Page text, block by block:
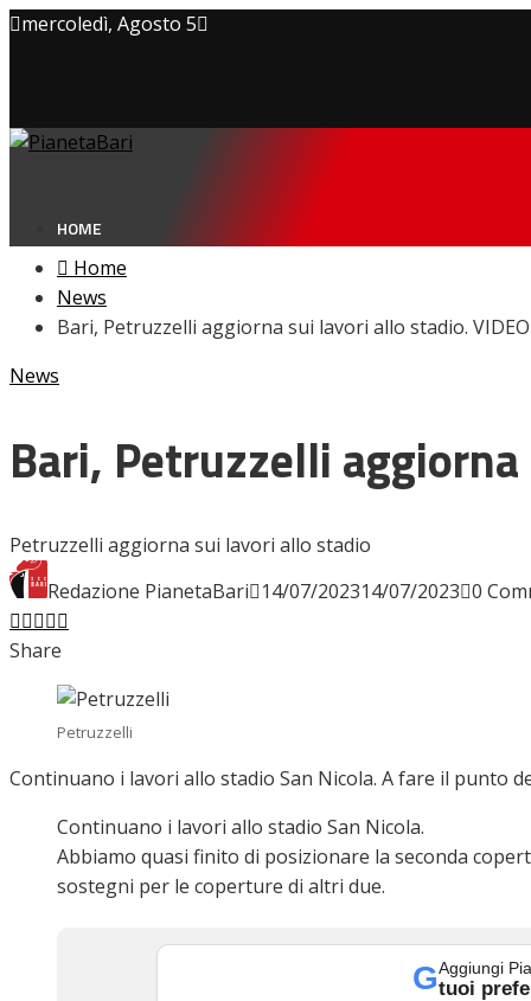
mercoledì, Agosto 5
Cookie Policy
HOME
NEWS
Giovanili
Le pagelle
FOCUS
SERIE B
Home
News
Bari, Petruzzelli aggiorna sui lavori allo stadio. VIDEO
News
Bari, Petruzzelli
Petruzzelli aggiorna sui lavori allo stadio
Redazione PianetaBari 14/07/202314/07/2023 0
Facebook
Twitter
LinkedIn
Pinterest
Stumbleupon
Share
Petruzzelli
Continuano i lavori allo stadio San Nicola. A fare il punto
Continuano i lavori allo stadio San Nicola.
Abbiamo quasi finito di posizionare la seconda
sostegni per le coperture di altri due.
GAggiungi
tuoi